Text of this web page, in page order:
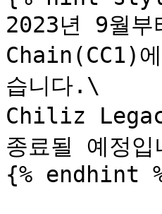
2023년 9월
Chain(CC1)
습니다.\
Chiliz
종료될 예정입
{% endhint